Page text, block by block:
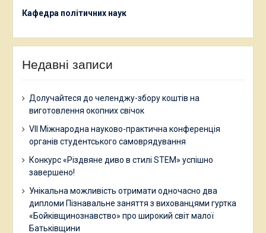
Кафедра політичних наук
Недавні записи
Долучайтеся до челенджу-збору коштів на
виготовлення окопних свічок
VII Міжнародна науково-практична конференція
органів студентського самоврядування
Конкурс «Різдвяне диво в стилі STEM» успішно
завершено!
Унікальна можливість отримати одночасно два
дипломи Пізнавальне заняття з вихованцями гуртка
«Бойківщинознавство» про широкий світ малої
Батьківщини